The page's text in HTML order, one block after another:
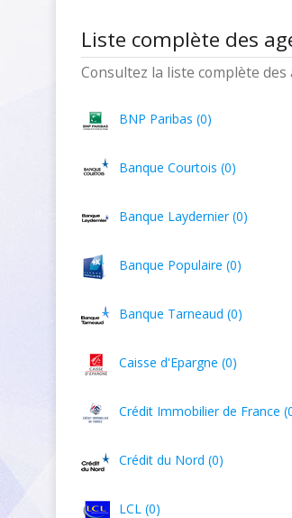
Liste complète des
Consultez la liste complète
BNP Paribas (0)
Banque Courtois (0)
Banque Laydernier (0)
Banque Populaire (0)
Banque Tarneaud (0)
Caisse d'Epargne (0)
Crédit Immobilier de France
Crédit du Nord (0)
LCL (0)